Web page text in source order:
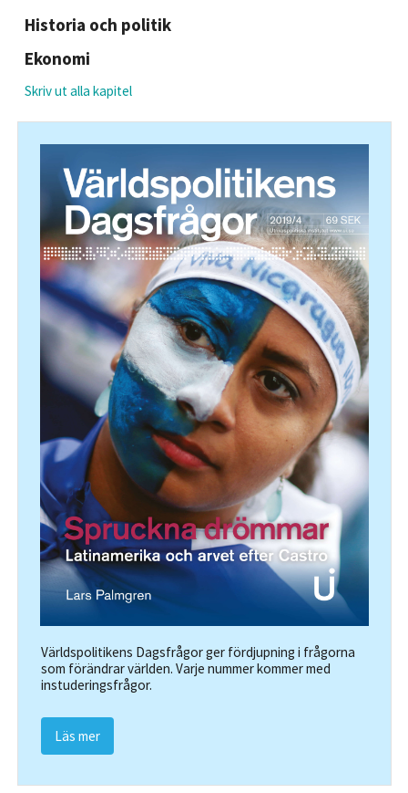
Historia och politik
Ekonomi
Skriv ut alla kapitel
Världspolitikens Dagsfrågor ger fördjupning i frågorna
som förändrar världen. Varje nummer kommer med
instuderingsfrågor.
Läs mer